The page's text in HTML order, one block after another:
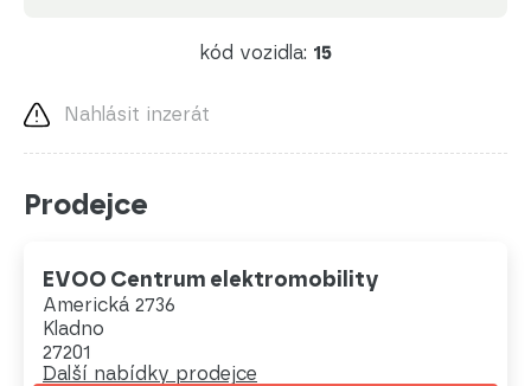
kód vozidla: 15
Nahlásit inzerát
Prodejce
EVOO Centrum elektromobility
Americká 2736
Kladno
27201
Další nabídky prodejce